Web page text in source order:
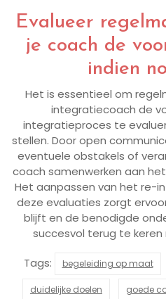
Evalueer
je coach de
indien
Het is essentieel om
integratiecoach de
integratieproces te
stellen. Door open
eventuele obstakels of
coach samenwerken aan
Het aanpassen van het re-
deze evaluaties zorgt
blijft en de benodigde
succesvol terug te
Tags:
begeleiding op maat
duidelijke doelen goede